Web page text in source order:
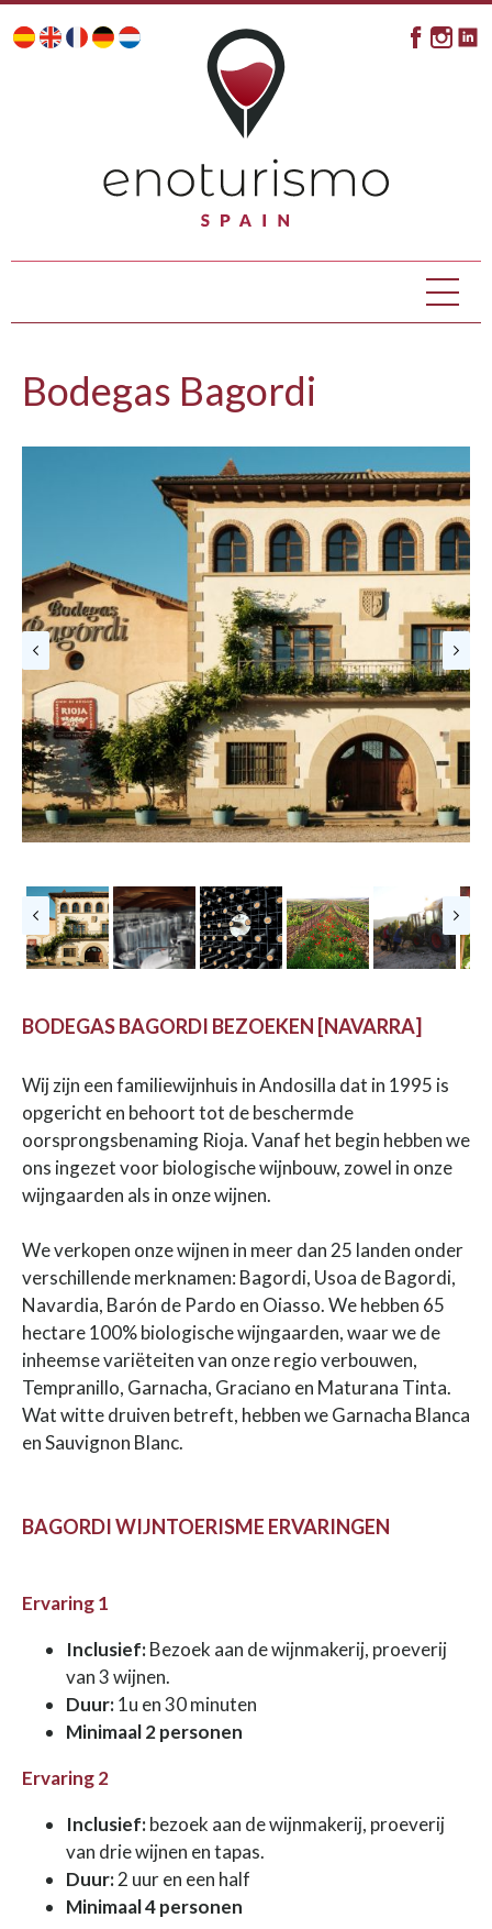
Bodegas Bagordi
BODEGAS BAGORDI BEZOEKEN [NAVARRA]
Wij zijn een familiewijnhuis in Andosilla dat in 1995 is
opgericht en behoort tot de beschermde
oorsprongsbenaming Rioja. Vanaf het begin hebben we
ons ingezet voor biologische wijnbouw, zowel in onze
wijngaarden als in onze wijnen.
We verkopen onze wijnen in meer dan 25 landen onder
verschillende merknamen: Bagordi, Usoa de Bagordi,
Navardia, Barón de Pardo en Oiasso. We hebben 65
hectare 100% biologische wijngaarden, waar we de
inheemse variëteiten van onze regio verbouwen,
Tempranillo, Garnacha, Graciano en Maturana Tinta.
Wat witte druiven betreft, hebben we Garnacha Blanca
en Sauvignon Blanc.
BAGORDI WIJNTOERISME ERVARINGEN
Ervaring 1
Inclusief:Bezoek aan de wijnmakerij, proeverij
van 3 wijnen.
Duur:1u en 30 minuten
Minimaal 2 personen
Ervaring 2
Inclusief:bezoek aan de wijnmakerij, proeverij
van drie wijnen en tapas.
Duur:2 uur en een half
Minimaal 4 personen